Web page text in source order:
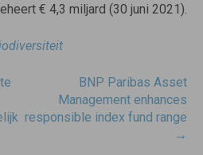
€ 4,3 miljard (30 juni 2021).
BNP Paribas Asset
Management enhances
responsible index fund range
→